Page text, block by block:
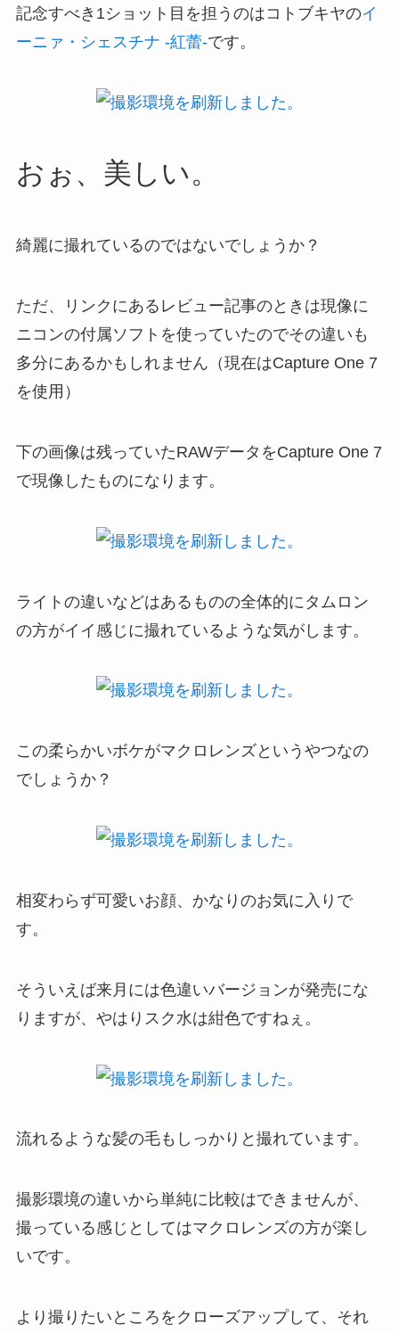
記念すべき1ショット目を担うのはコトブキヤのイ
ーニァ・シェスチナ -紅蕾-です。
おぉ、美しい。
綺麗に撮れているのではないでしょうか？
ただ、リンクにあるレビュー記事のときは現像に
ニコンの付属ソフトを使っていたのでその違いも
多分にあるかもしれません（現在はCapture One 7
を使用）
下の画像は残っていたRAWデータをCapture One 7
で現像したものになります。
ライトの違いなどはあるものの全体的にタムロン
の方がイイ感じに撮れているような気がします。
この柔らかいボケがマクロレンズというやつなの
でしょうか？
相変わらず可愛いお顔、かなりのお気に入りで
す。
そういえば来月には色違いバージョンが発売にな
りますが、やはりスク水は紺色ですねぇ。
流れるような髪の毛もしっかりと撮れています。
撮影環境の違いから単純に比較はできませんが、
撮っている感じとしてはマクロレンズの方が楽し
いです。
より撮りたいところをクローズアップして、それ